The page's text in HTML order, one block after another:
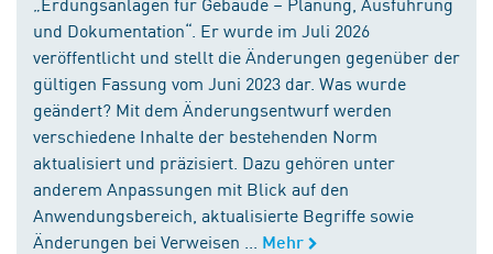
und Dokumentation“. Er wurde im Juli 2026
veröffentlicht und stellt die Änderungen gegenüber der
gültigen Fassung vom Juni 2023 dar. Was wurde
geändert? Mit dem Änderungsentwurf werden
verschiedene Inhalte der bestehenden Norm
aktualisiert und präzisiert. Dazu gehören unter
anderem Anpassungen mit Blick auf den
Anwendungsbereich, aktualisierte Begriffe sowie
Änderungen bei Verweisen ...
Mehr